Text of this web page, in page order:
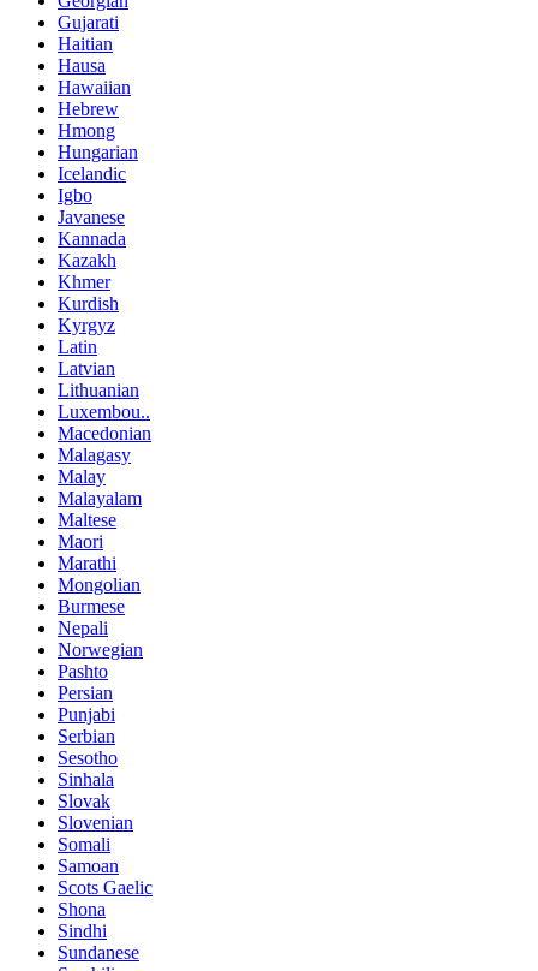
Gujarati
Haitian
Hausa
Hawaiian
Hebrew
Hmong
Hungarian
Icelandic
Igbo
Javanese
Kannada
Kazakh
Khmer
Kurdish
Kyrgyz
Latin
Latvian
Lithuanian
Luxembou..
Macedonian
Malagasy
Malay
Malayalam
Maltese
Maori
Marathi
Mongolian
Burmese
Nepali
Norwegian
Pashto
Persian
Punjabi
Serbian
Sesotho
Sinhala
Slovak
Slovenian
Somali
Samoan
Scots Gaelic
Shona
Sindhi
Sundanese